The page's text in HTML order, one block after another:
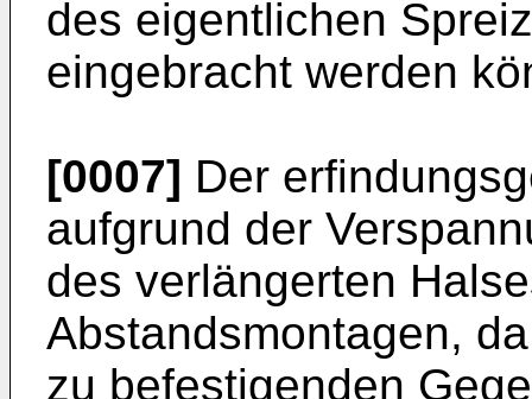
des eigentlichen
eingebracht werden
[0007] Der
aufgrund der
des verlängerten
Abstandsmontagen,
zu befestigenden